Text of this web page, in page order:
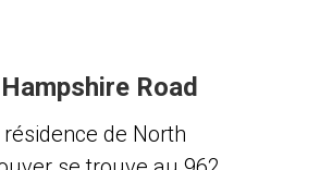
Road
de North